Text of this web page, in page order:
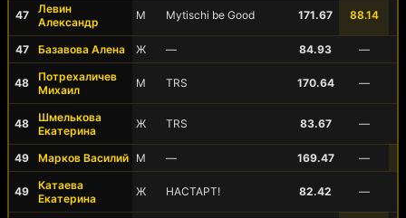
47
Левин
Александр
М Mytischi be Good 171.67 88.14
47 Базавова Алена Ж — 84.93 —
48
Потрехаличев
Михаил
М TRS 170.64 —
48
Шмелькова
Екатерина
Ж TRS 83.67 —
49 Марков Василий М — 169.47 —
49
Катаева
Екатерина
Ж НАСТАРТ! 82.42 —